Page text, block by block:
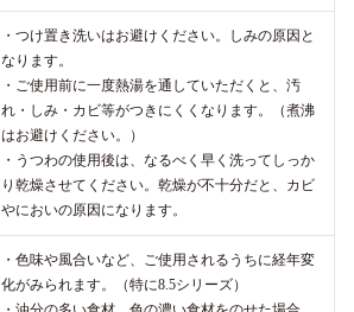
・つけ置き洗いはお避けください。しみの原因と
なります。
・ご使用前に一度熱湯を通していただくと、汚
れ・しみ・カビ等がつきにくくなります。（煮沸
はお避けください。）
・うつわの使用後は、なるべく早く洗ってしっか
り乾燥させてください。乾燥が不十分だと、カビ
やにおいの原因になります。
・色味や風合いなど、ご使用されるうちに経年変
化がみられます。（特に8.5シリーズ）